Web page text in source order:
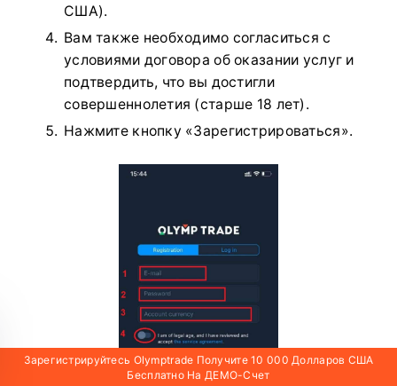
США).
Вам также необходимо согласиться с
условиями договора об оказании услуг и
подтвердить, что вы достигли
совершеннолетия (старше 18 лет).
Нажмите кнопку «Зарегистрироваться».
Зарегистрируйтесь Olymptrade Получите 10 000 Долларов США
Бесплатно На ДЕМО-Счет